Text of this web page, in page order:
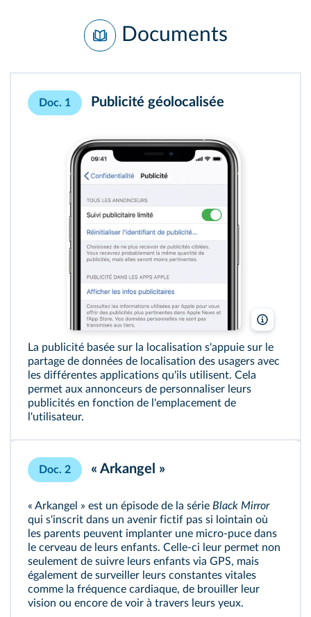
Documents
Doc. 1 Publicité géolocalisée
La publicité basée sur la localisation s'appuie sur le
partage de données de localisation des usagers avec
les différentes applications qu'ils utilisent. Cela
permet aux annonceurs de personnaliser leurs
publicités en fonction de l'emplacement de
l'utilisateur.
Doc. 2 « Arkangel »
« Arkangel » est un épisode de la série Black Mirror
qui s'inscrit dans un avenir fictif pas si lointain où
les parents peuvent implanter une micro-puce dans
le cerveau de leurs enfants. Celle-ci leur permet non
seulement de suivre leurs enfants via GPS, mais
également de surveiller leurs constantes vitales
comme la fréquence cardiaque, de brouiller leur
vision ou encore de voir à travers leurs yeux.